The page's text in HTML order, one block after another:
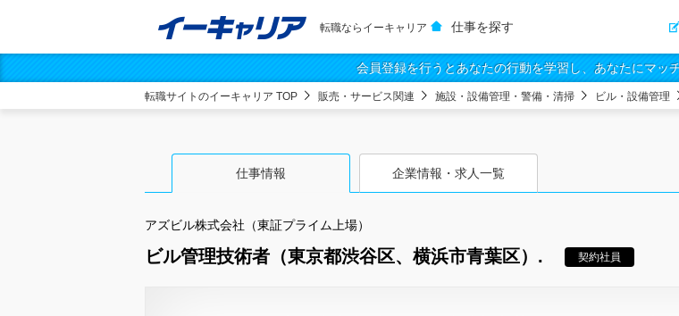
転職ならイーキャリア 仕事を探す
会員登録を行うとあなたの行動を学習し、あなたにマッ
転職サイトのイーキャリア TOP 販売・サービス関連 施設・設備管理・警備・清掃 ビル・設備管理
仕事情報 企業情報・求人一覧
アズビル株式会社（東証プライム上場）
ビル管理技術者（東京都渋谷区、横浜市青葉区）. 契約社員